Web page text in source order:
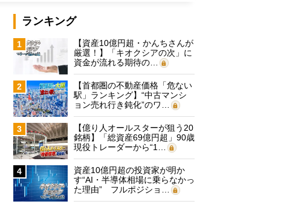
ランキング
1
【資産10億円超・かんちさんが
厳選！】「キオクシアの次」に
資金が流れる期待の…
2
【首都圏の不動産価格「危ない
駅」ランキング】“中古マンシ
ョン売れ行き鈍化”のワ…
3
【億り人オールスターが狙う20
銘柄】「総資産69億円超」90歳
現役トレーダーから“1…
4
資産10億円超の投資家が明か
す“AI・半導体相場に乗らなかっ
た理由” フルポジショ…